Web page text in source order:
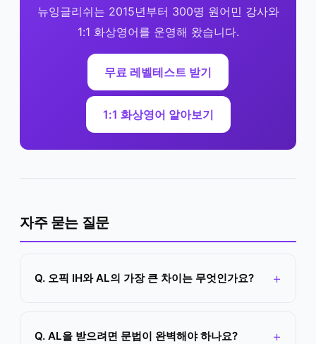
뉴잉글리쉬는 2015년부터 300명 원어민 강사와
1:1 화상영어를 운영해 왔습니다.
무료 레벨테스트 받기
1:1 화상영어 알아보기
자주 묻는 질문
Q. 오픽 IH와 AL의 가장 큰 차이는 무엇인가요?
Q. AL을 받으려면 문법이 완벽해야 하나요?